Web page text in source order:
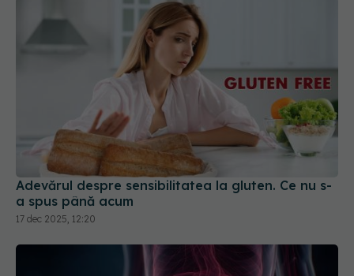
Adevărul despre sensibilitatea la gluten. Ce nu s-
a spus până acum
17 dec 2025, 12:20